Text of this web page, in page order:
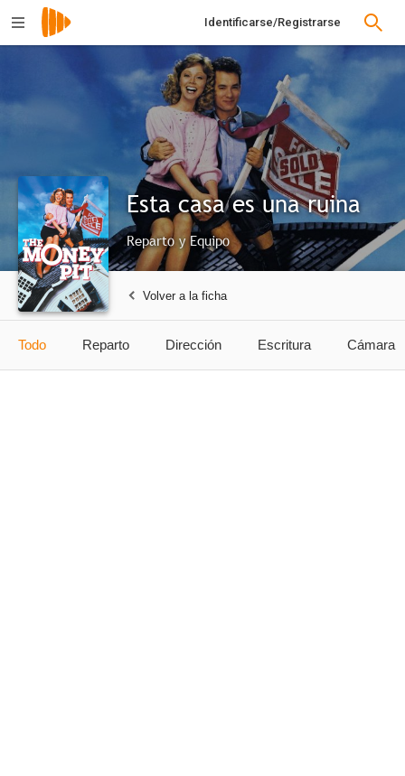
Identificarse/Registrarse
Esta casa es una ruina
Reparto y Equipo
Volver a la ficha
Todo Reparto Dirección Escritura Cámara